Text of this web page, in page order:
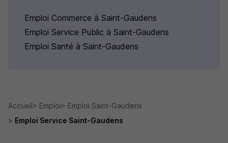
Emploi Commerce à Saint-Gaudens
Emploi Service Public à Saint-Gaudens
Emploi Santé à Saint-Gaudens
Accueil Emploi
Emploi Saint-Gaudens
Emploi Service Saint-Gaudens